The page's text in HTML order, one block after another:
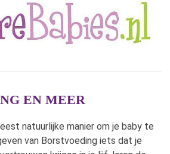
EN MEER
natuurlijke manier om je baby te
van Borstvoeding iets dat je